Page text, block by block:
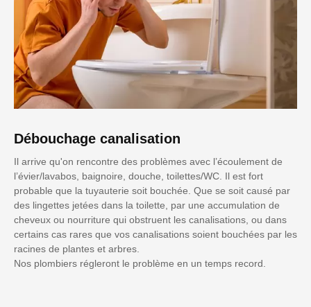
Débouchage canalisation
Il arrive qu'on rencontre des problèmes avec l’écoulement de
l’évier/lavabos, baignoire, douche, toilettes/WC. Il est fort
probable que la tuyauterie soit bouchée. Que se soit causé par
des lingettes jetées dans la toilette, par une accumulation de
cheveux ou nourriture qui obstruent les canalisations, ou dans
certains cas rares que vos canalisations soient bouchées par les
racines de plantes et arbres.
Nos plombiers régleront le problème en un temps record.